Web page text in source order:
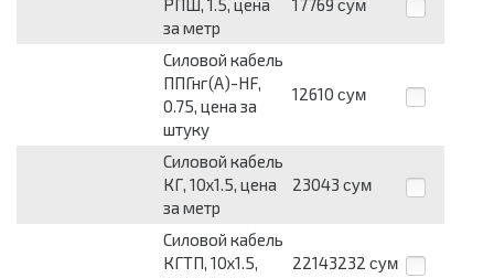
РПШ, 1.5, цена
за метр
17769 сум
Силовой кабель
ППГнг(А)-HF,
0.75, цена за
штуку
12610 сум
Силовой кабель
КГ, 10х1.5, цена
за метр
23043 сум
Силовой кабель
КГТП, 10х1.5,
22143232 сум